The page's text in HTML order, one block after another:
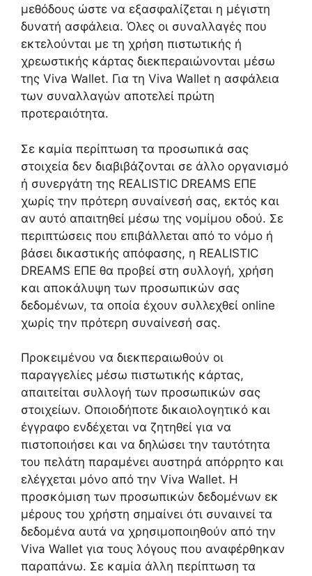
μεθόδους ώστε να εξασφαλίζεται η μέγιστη
δυνατή ασφάλεια. Όλες οι συναλλαγές που
εκτελούνται με τη χρήση πιστωτικής ή
χρεωστικής κάρτας διεκπεραιώνονται μέσω
της Viva Wallet. Για τη Viva Wallet η ασφάλεια
των συναλλαγών αποτελεί πρώτη
προτεραιότητα.
Σε καμία περίπτωση τα προσωπικά σας
στοιχεία δεν διαβιβάζονται σε άλλο οργανισμό
ή συνεργάτη της REALISTIC DREAMS ΕΠΕ
χωρίς την πρότερη συναίνεσή σας, εκτός και
αν αυτό απαιτηθεί μέσω της νομίμου οδού. Σε
περιπτώσεις που επιβάλλεται από το νόμο ή
βάσει δικαστικής απόφασης, η REALISTIC
DREAMS ΕΠΕ θα προβεί στη συλλογή, χρήση
και αποκάλυψη των προσωπικών σας
δεδομένων, τα οποία έχουν συλλεχθεί online
χωρίς την πρότερη συναίνεσή σας.
Προκειμένου να διεκπεραιωθούν οι
παραγγελίες μέσω πιστωτικής κάρτας,
απαιτείται συλλογή των προσωπικών σας
στοιχείων. Οποιοδήποτε δικαιολογητικό και
έγγραφο ενδέχεται να ζητηθεί για να
πιστοποιήσει και να δηλώσει την ταυτότητα
του πελάτη παραμένει αυστηρά απόρρητο και
ελέγχεται μόνο από την Viva Wallet. Η
προσκόμιση των προσωπικών δεδομένων εκ
μέρους του χρήστη σημαίνει ότι συναινεί τα
δεδομένα αυτά να χρησιμοποιηθούν από την
Viva Wallet για τους λόγους που αναφέρθηκαν
παραπάνω. Σε καμία άλλη περίπτωση τα